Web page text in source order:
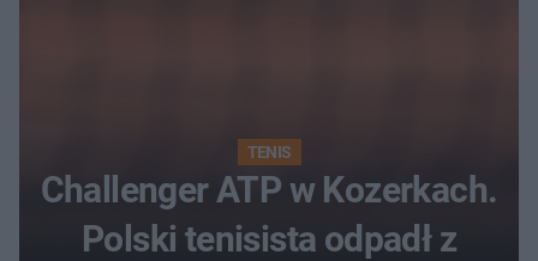
TENIS
Challenger ATP w Kozerkach.
Polski tenisista odpadł z